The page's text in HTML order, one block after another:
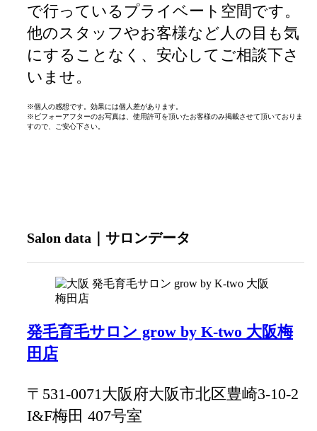
で行っているプライベート空間です。
他のスタッフやお客様など人の目も気
にすることなく、安心してご相談下さ
いませ。
※個人の感想です。効果には個人差があります。
※ビフォーアフターのお写真は、使用許可を頂いたお客様のみ掲載させて頂いておりま
すので、ご安心下さい。
Salon data｜サロンデータ
発毛育毛サロン grow by K-two 大阪梅
田店
〒531-0071大阪府大阪市北区豊崎3-10-2
I&F梅田 407号室